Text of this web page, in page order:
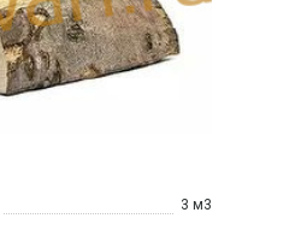
3 м3